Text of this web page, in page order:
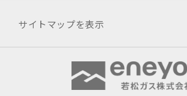
サイトマップを表示